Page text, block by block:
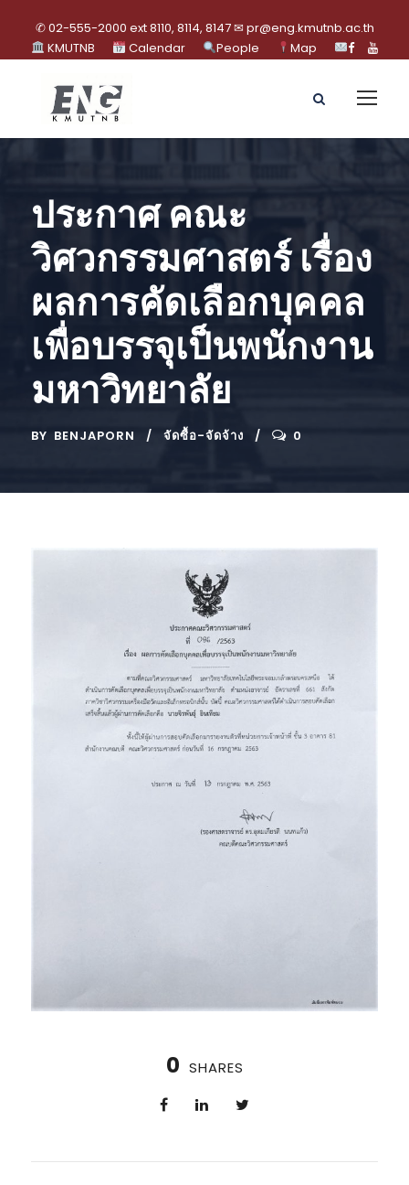
✆ 02-555-2000 ext 8110, 8114, 8147 ✉ pr@eng.kmutnb.ac.th
KMUTNB
Calendar People Map
ประกาศ คณะ
วิศวกรรมศาสตร์ เรื่อง
ผลการคัดเลือกบุคคล
เพื่อบรรจุเป็นพนักงาน
มหาวิทยาลัย
BY BENJAPORN จัดซื้อ-จัดจ้าง 0
0 SHARES